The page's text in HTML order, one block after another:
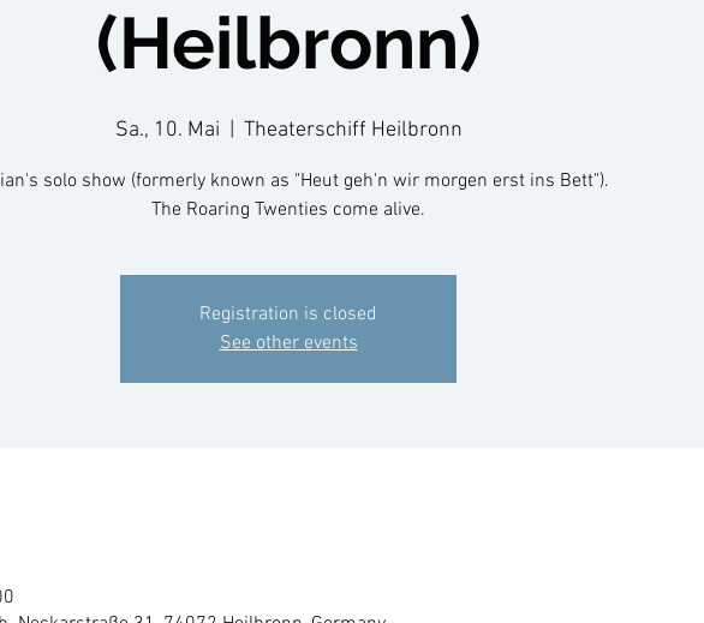
(Heilbronn)
Sa., 10. Mai Theaterschiff Heilbronn
solo show (formerly known as "Heut geh'n wir morgen erst ins Bett").
The Roaring Twenties come alive.
Registration is closed
See other events